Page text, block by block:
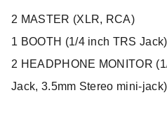
2 MASTER (XLR, RCA)
1 BOOTH (1/4 inch TRS Jack)
2 HEADPHONE MONITOR
Jack, 3.5mm Stereo mini-jack)